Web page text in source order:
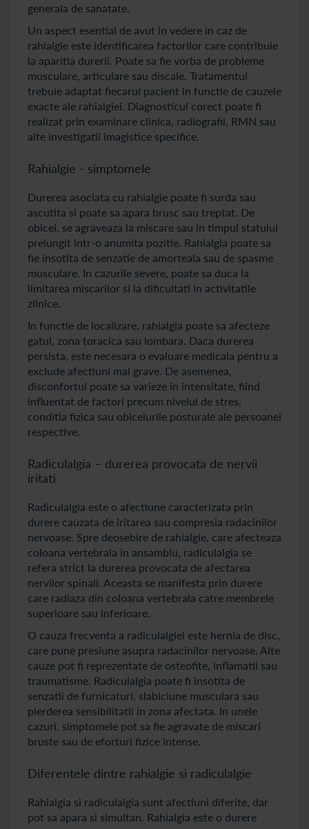
generala de sanatate.
Un aspect esential de avut in vedere in caz de
rahialgie este identificarea factorilor care contribuie
la aparitia durerii. Poate sa fie vorba de probleme
musculare, articulare sau discale. Tratamentul
trebuie adaptat fiecarui pacient in functie de cauzele
exacte ale rahialgiei. Diagnosticul corect poate fi
realizat prin examinare clinica, radiografii, RMN sau
alte investigatii imagistice specifice.
Rahialgie - simptomele
Durerea asociata cu rahialgie poate fi surda sau
ascutita si poate sa apara brusc sau treptat. De
obicei, se agraveaza la miscare sau in timpul statului
prelungit intr-o anumita pozitie. Rahialgia poate sa
fie insotita de senzatie de amorteala sau de spasme
musculare. In cazurile severe, poate sa duca la
limitarea miscarilor si la dificultati in activitatile
zilnice.
In functie de localizare, rahialgia poate sa afecteze
gatul, zona toracica sau lombara. Daca durerea
persista, este necesara o evaluare medicala pentru a
exclude afectiuni mai grave. De asemenea,
disconfortul poate sa varieze in intensitate, fiind
influentat de factori precum nivelul de stres,
conditia fizica sau obiceiurile posturale ale persoanei
respective.
Radiculalgia – durerea provocata de nervii
iritati
Radiculalgia este o afectiune caracterizata prin
durere cauzata de iritarea sau compresia radacinilor
nervoase. Spre deosebire de rahialgie, care afecteaza
coloana vertebrala in ansamblu, radiculalgia se
refera strict la durerea provocata de afectarea
nervilor spinali. Aceasta se manifesta prin durere
care radiaza din coloana vertebrala catre membrele
superioare sau inferioare.
O cauza frecventa a radiculalgiei este hernia de disc,
care pune presiune asupra radacinilor nervoase. Alte
cauze pot fi reprezentate de osteofite, inflamatii sau
traumatisme. Radiculalgia poate fi insotita de
senzatii de furnicaturi, slabiciune musculara sau
pierderea sensibilitatii in zona afectata. In unele
cazuri, simptomele pot sa fie agravate de miscari
bruste sau de eforturi fizice intense.
Diferentele dintre rahialgie si radiculalgie
Rahialgia si radiculalgia sunt afectiuni diferite, dar
pot sa apara si simultan. Rahialgia este o durere